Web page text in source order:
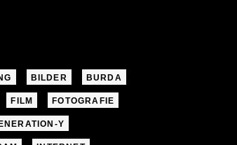
BILDER BURDA
FILM FOTOGRAFIE
Y